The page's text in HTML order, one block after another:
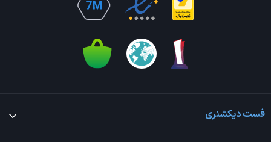
فست دیکشنری